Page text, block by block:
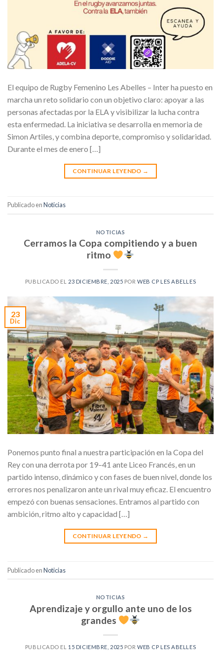
El equipo de Rugby Femenino Les Abelles – Inter ha puesto en
marcha un reto solidario con un objetivo claro: apoyar a las
personas afectadas por la ELA y visibilizar la lucha contra
esta enfermedad. La iniciativa se desarrolla en memoria de
Simon Artiles, y combina deporte, compromiso y solidaridad.
Durante el mes de enero […]
CONTINUAR LEYENDO →
Publicado enNoticias
NOTICIAS
Cerramos la Copa compitiendo y a buen
ritmo
PUBLICADO EL 23 DICIEMBRE, 2025 PORWEB CP LES ABELLES
23
Dic
Ponemos punto final a nuestra participación en la Copa del
Rey con una derrota por 19–41 ante Liceo Francés, en un
partido intenso, dinámico y con fases de buen nivel, donde los
errores nos penalizaron ante un rival muy eficaz. El encuentro
empezó con buenas sensaciones. Entramos al partido con
ambición, ritmo alto y capacidad […]
CONTINUAR LEYENDO →
Publicado enNoticias
NOTICIAS
Aprendizaje y orgullo ante uno de los
grandes
PUBLICADO EL 15 DICIEMBRE, 2025 PORWEB CP LES ABELLES